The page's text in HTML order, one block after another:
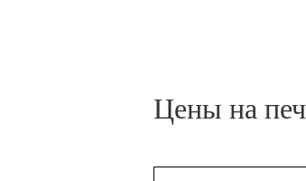
Цены на